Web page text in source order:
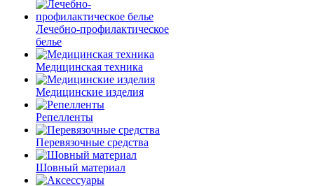
Лечебно-профилактическое
белье
Медицинская техника
Медицинские изделия
Репелленты
Перевязочные средства
Шовный материал